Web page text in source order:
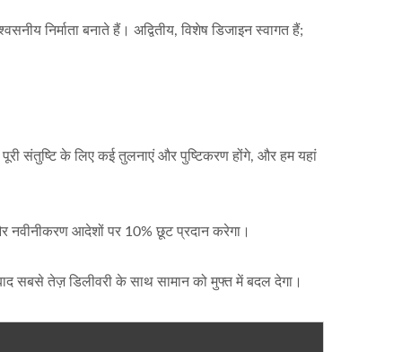
निर्माता बनाते हैं। अद्वितीय, विशेष डिजाइन स्वागत हैं;
संतुष्टि के लिए कई तुलनाएं और पुष्टिकरण होंगे, और हम यहां
नवीनीकरण आदेशों पर 10% छूट प्रदान करेगा।
बाद सबसे तेज़ डिलीवरी के साथ सामान को मुफ्त में बदल देगा।